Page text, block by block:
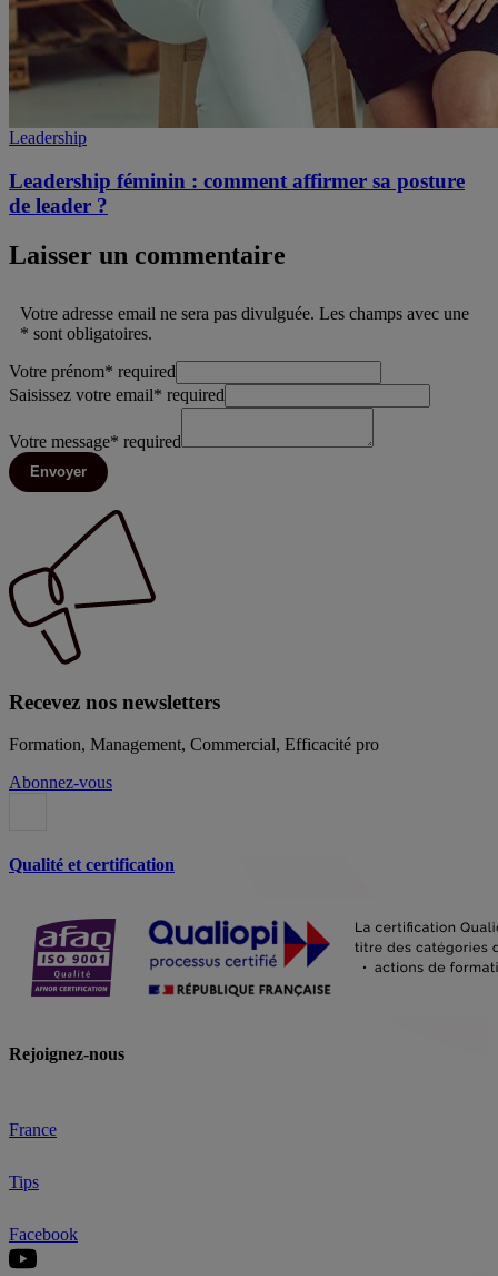
Leadership
Leadership féminin : comment affirmer sa posture
de leader ?
Laisser un commentaire
Votre adresse email ne sera pas divulguée. Les champs avec une
* sont obligatoires.
Votre prénom* required
Saisissez votre email* required
Votre message* required
Envoyer
Recevez nos newsletters
Formation, Management, Commercial, Efficacité pro
Abonnez-vous
Qualité et certification
Rejoignez-nous
France
Tips
Facebook